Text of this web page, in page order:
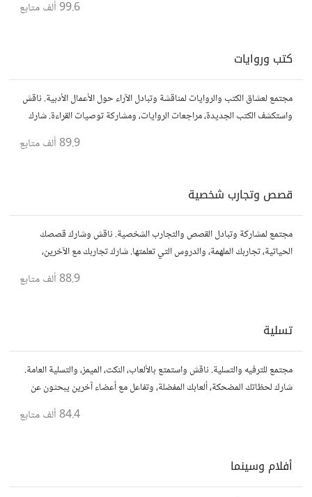
99.6 ألف متابع
كتب وروايات
مجتمع لعشاق الكتب والروايات لمناقشة وتبادل الآراء حول الأعمال الأدبية. ناقش
واستكشف الكتب الجديدة، مراجعات الروايات، ومشاركة توصيات القراءة. شارك
89.9 ألف متابع
قصص وتجارب شخصية
مجتمع لمشاركة وتبادل القصص والتجارب الشخصية. ناقش وشارك قصصك
الحياتية، تجاربك الملهمة، والدروس التي تعلمتها. شارك تجاربك مع الآخرين،
88.9 ألف متابع
تسلية
مجتمع للترفيه والتسلية. ناقش واستمتع بالألعاب، النكت، الميمز، والتسلية العامة.
شارك لحظاتك المضحكة، ألعابك المفضلة، وتفاعل مع أعضاء آخرين يبحثون عن
84.4 ألف متابع
أفلام وسينما